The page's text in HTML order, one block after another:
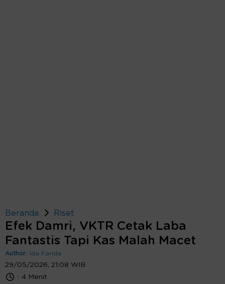
Beranda Riset
Efek Damri, VKTR Cetak Laba
Fantastis Tapi Kas Malah Macet
Author: Ida Farida
29/05/2026, 21:08 WIB
: 4 Menit